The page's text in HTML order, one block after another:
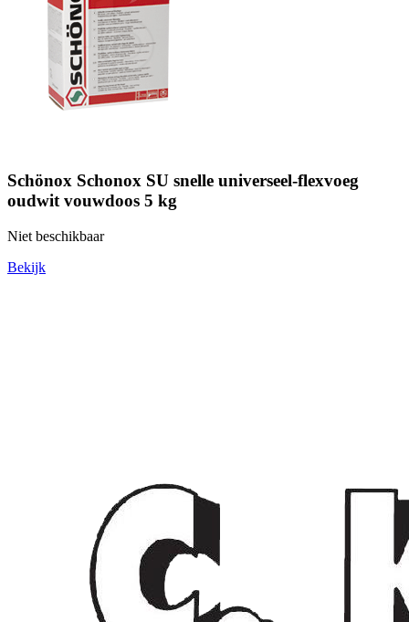
Schönox Schonox SU snelle universeel-flexvoeg
oudwit vouwdoos 5 kg
Niet beschikbaar
Bekijk